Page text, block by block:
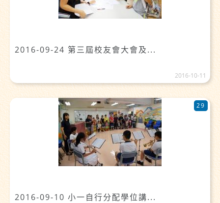
2016-09-24 第三屆校友會大會及...
2016-10-11
2016-09-10 小一自行分配學位講...
29